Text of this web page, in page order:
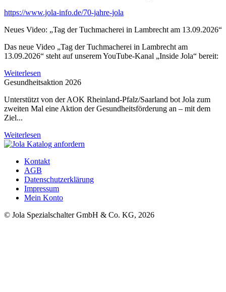
https://www.jola-info.de/70-jahre-jola
Neues Video: „Tag der Tuchmacherei in Lambrecht am 13.09.2026“
Das neue Video „Tag der Tuchmacherei in Lambrecht am
13.09.2026“ steht auf unserem YouTube-Kanal „Inside Jola“ bereit:
Weiterlesen
Gesundheitsaktion 2026
Unterstützt von der AOK Rheinland-Pfalz/Saarland bot Jola zum
zweiten Mal eine Aktion der Gesundheitsförderung an – mit dem
Ziel...
Weiterlesen
Kontakt
AGB
Datenschutzerklärung
Impressum
Mein Konto
© Jola Spezialschalter GmbH & Co. KG, 2026